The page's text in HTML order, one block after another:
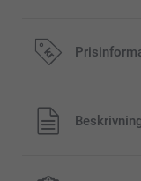
Alla priser är i
exklusive porto.